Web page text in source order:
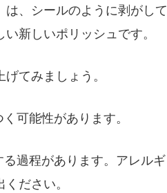
は、シールのように剥がして
新しいポリッシュです。
てみましょう。
可能性があります。
過程があります。アレルギ
ださい。